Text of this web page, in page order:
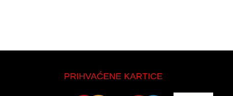
PRIHVAĆENE KARTICE